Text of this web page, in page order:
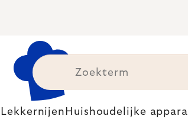
Lekkernijen Huishoudelijke